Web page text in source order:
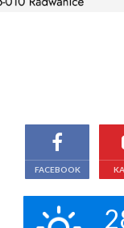
FACEBOOK